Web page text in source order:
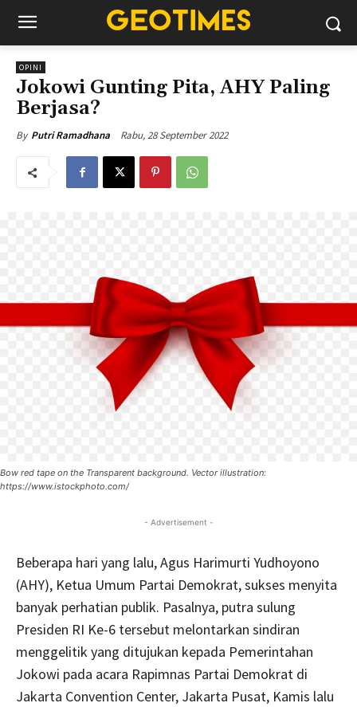
OPINI
Jokowi Gunting Pita, AHY Paling
Berjasa?
By Putri Ramadhana Rabu, 28 September 2022
Bow red tape on the Transparent background. Vector illustration:
https://www.istockphoto.com/
- Advertisement -
Beberapa hari yang lalu, Agus Harimurti Yudhoyono
(AHY), Ketua Umum Partai Demokrat, sukses menyita
banyak perhatian publik. Pasalnya, putra sulung
Presiden RI Ke-6 tersebut melontarkan sindiran
menggelitik yang ditujukan kepada Pemerintahan
Jokowi pada acara Rapimnas Partai Demokrat di
Jakarta Convention Center, Jakarta Pusat, Kamis lalu